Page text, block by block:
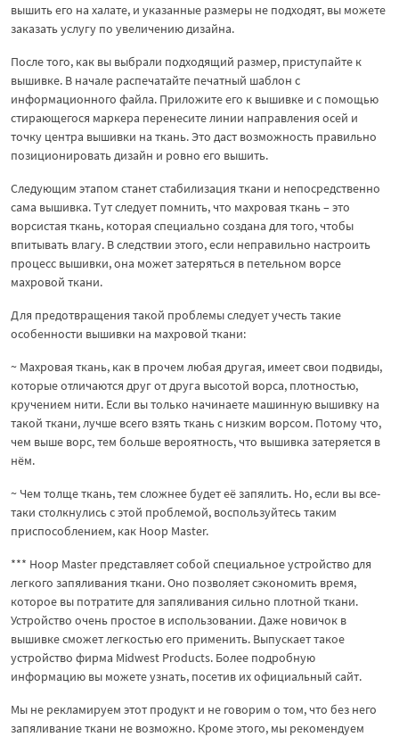
вышить его на халате, и указанные размеры не подходят, вы можете
заказать услугу по увеличению дизайна.
После того, как вы выбрали подходящий размер, приступайте к
вышивке. В начале распечатайте печатный шаблон с
информационного файла. Приложите его к вышивке и с помощью
стирающегося маркера перенесите линии направления осей и
точку центра вышивки на ткань. Это даст возможность правильно
позиционировать дизайн и ровно его вышить.
Следующим этапом станет стабилизация ткани и непосредственно
сама вышивка. Тут следует помнить, что махровая ткань – это
ворсистая ткань, которая специально создана для того, чтобы
впитывать влагу. В следствии этого, если неправильно настроить
процесс вышивки, она может затеряться в петельном ворсе
махровой ткани.
Для предотвращения такой проблемы следует учесть такие
особенности вышивки на махровой ткани:
~ Махровая ткань, как в прочем любая другая, имеет свои подвиды,
которые отличаются друг от друга высотой ворса, плотностью,
кручением нити. Если вы только начинаете машинную вышивку на
такой ткани, лучше всего взять ткань с низким ворсом. Потому что,
чем выше ворс, тем больше вероятность, что вышивка затеряется в
нём.
~ Чем толще ткань, тем сложнее будет её запялить. Но, если вы все-
таки столкнулись с этой проблемой, воспользуйтесь таким
приспособлением, как Hoop Master.
*** Hoop Master представляет собой специальное устройство для
легкого запяливания ткани. Оно позволяет сэкономить время,
которое вы потратите для запяливания сильно плотной ткани.
Устройство очень простое в использовании. Даже новичок в
вышивке сможет легкостью его применить. Выпускает такое
устройство фирма Midwest Products. Более подробную
информацию вы можете узнать, посетив их официальный сайт.
Мы не рекламируем этот продукт и не говорим о том, что без него
запяливание ткани не возможно. Кроме этого, мы рекомендуем